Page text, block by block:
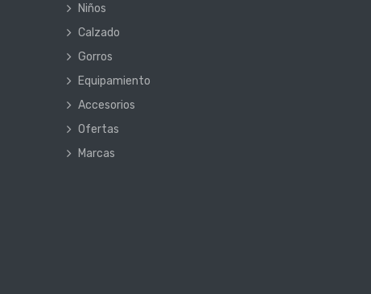
Niños
Calzado
Gorros
Equipamiento
Accesorios
Ofertas
Marcas